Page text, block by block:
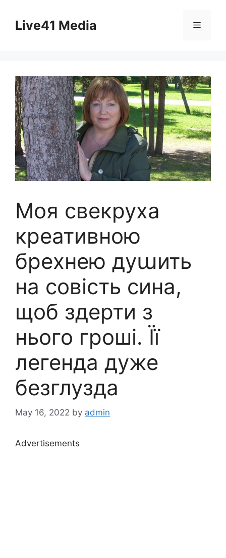
contentLive41 Media Menu
Моя свекруха
креативною
бреxнею дуաить
на совість сина,
щоб здерти з
нього гроші. Її
легенда дуже
безглузда
May 16, 2022 by admin
Advertisements